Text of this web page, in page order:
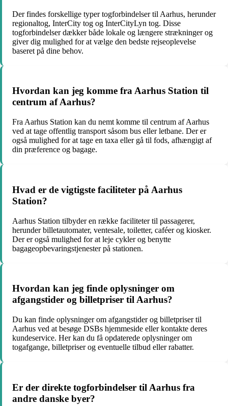
Der findes forskellige typer togforbindelser til Aarhus, herunder
regionaltog, InterCity tog og InterCityLyn tog. Disse
togforbindelser dækker både lokale og længere strækninger og
giver dig mulighed for at vælge den bedste rejseoplevelse
baseret på dine behov.
Hvordan kan jeg komme fra Aarhus Station til
centrum af Aarhus?
Fra Aarhus Station kan du nemt komme til centrum af Aarhus
ved at tage offentlig transport såsom bus eller letbane. Der er
også mulighed for at tage en taxa eller gå til fods, afhængigt af
din præference og bagage.
Hvad er de vigtigste faciliteter på Aarhus
Station?
Aarhus Station tilbyder en række faciliteter til passagerer,
herunder billetautomater, ventesale, toiletter, caféer og kiosker.
Der er også mulighed for at leje cykler og benytte
bagageopbevaringstjenester på stationen.
Hvordan kan jeg finde oplysninger om
afgangstider og billetpriser til Aarhus?
Du kan finde oplysninger om afgangstider og billetpriser til
Aarhus ved at besøge DSBs hjemmeside eller kontakte deres
kundeservice. Her kan du få opdaterede oplysninger om
togafgange, billetpriser og eventuelle tilbud eller rabatter.
Er der direkte togforbindelser til Aarhus fra
andre danske byer?